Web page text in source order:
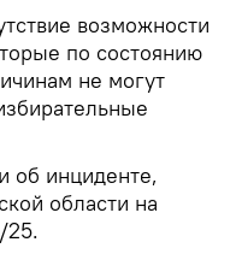
возможности
по состоянию
не могут
об инциденте,
области на
25.